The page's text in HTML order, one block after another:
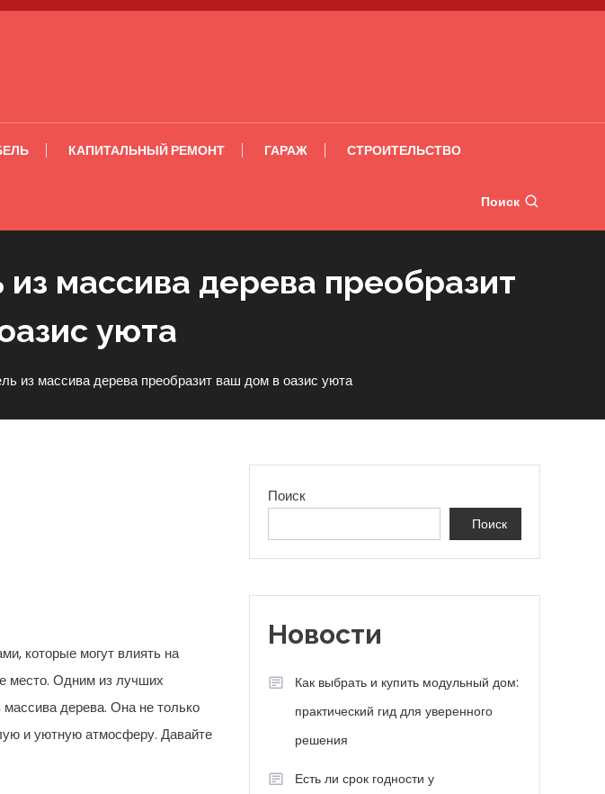
КАПИТАЛЬНЫЙ РЕМОНТ ГАРАЖ СТРОИТЕЛЬСТВО
Поиск
массива дерева преобразит
уюта
из массива дерева преобразит ваш дом в оазис уюта
которые могут влиять на
место. Одним из лучших
дерева. Она не только
и уютную атмосферу. Давайте
Поиск
Поиск
Новости
Как выбрать и купить модульный дом:
практический гид для уверенного
решения
Есть ли срок годности у